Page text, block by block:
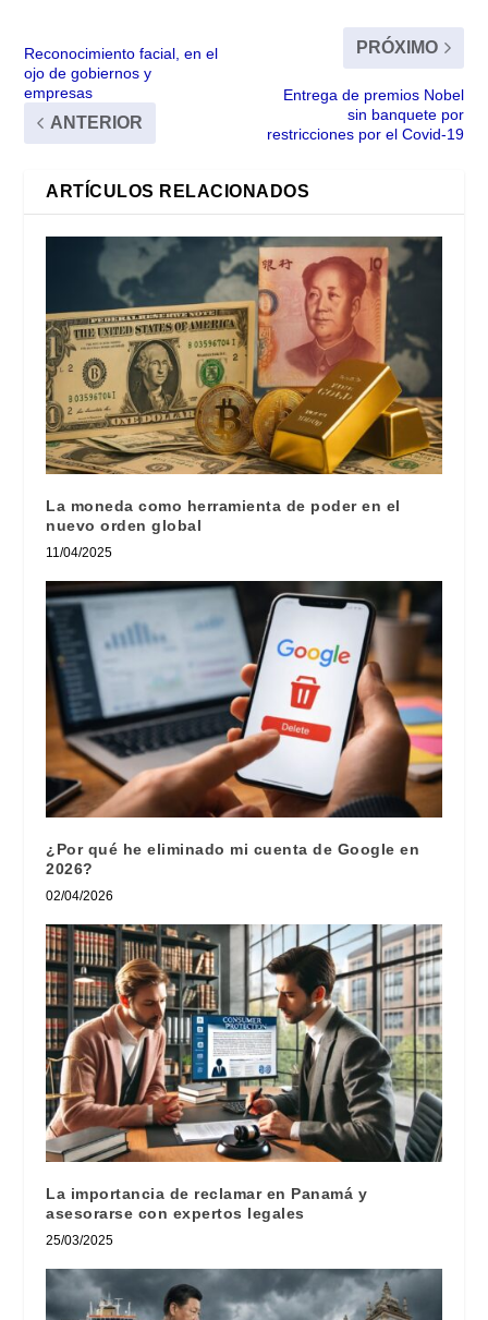
Reconocimiento facial, en el
ojo de gobiernos y
empresas
ANTERIOR
PRÓXIMO
Entrega de premios Nobel
sin banquete por
restricciones por el Covid-19
ARTÍCULOS RELACIONADOS
La moneda como herramienta de poder en el
nuevo orden global
11/04/2025
¿Por qué he eliminado mi cuenta de Google en
2026?
02/04/2026
La importancia de reclamar en Panamá y
asesorarse con expertos legales
25/03/2025